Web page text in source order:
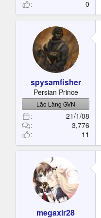
0
spysamfisher
Persian Prince
Lão Làng GVN
21/1/08
3,776
11
megaxlr28